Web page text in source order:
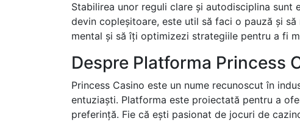
Stabilirea unor reguli clare și autodisciplina
devin copleșitoare, este util să faci o pauză și
mental și să îți optimizezi strategiile pentru a fi
Despre Platforma Princess
Princess Casino este un nume recunoscut în
entuziaști. Platforma este proiectată pentru a
preferință. Fie că ești pasionat de jocuri de